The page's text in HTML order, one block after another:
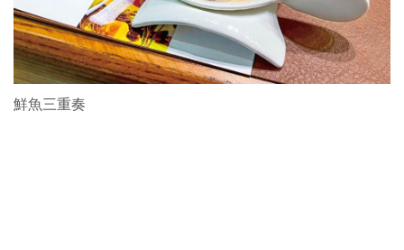
鮮魚三重奏